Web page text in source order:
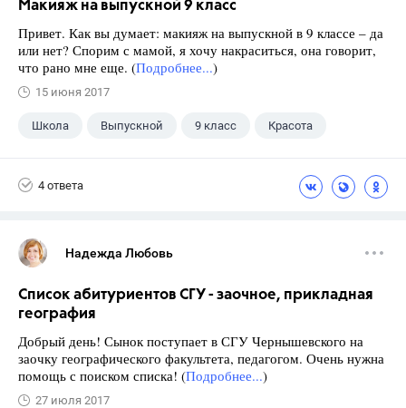
Макияж на выпускной 9 класс
Привет. Как вы думает: макияж на выпускной в 9 классе – да
или нет? Спорим с мамой, я хочу накраситься, она говорит,
что рано мне еще. (Подробнее...)
15 июня 2017
Школа Выпускной 9 класс Красота
4 ответа
Надежда Любовь
Список абитуриентов СГУ - заочное, прикладная
география
Добрый день! Сынок поступает в СГУ Чернышевского на
заочку географического факультета, педагогом. Очень нужна
помощь с поиском списка! (Подробнее...)
27 июля 2017